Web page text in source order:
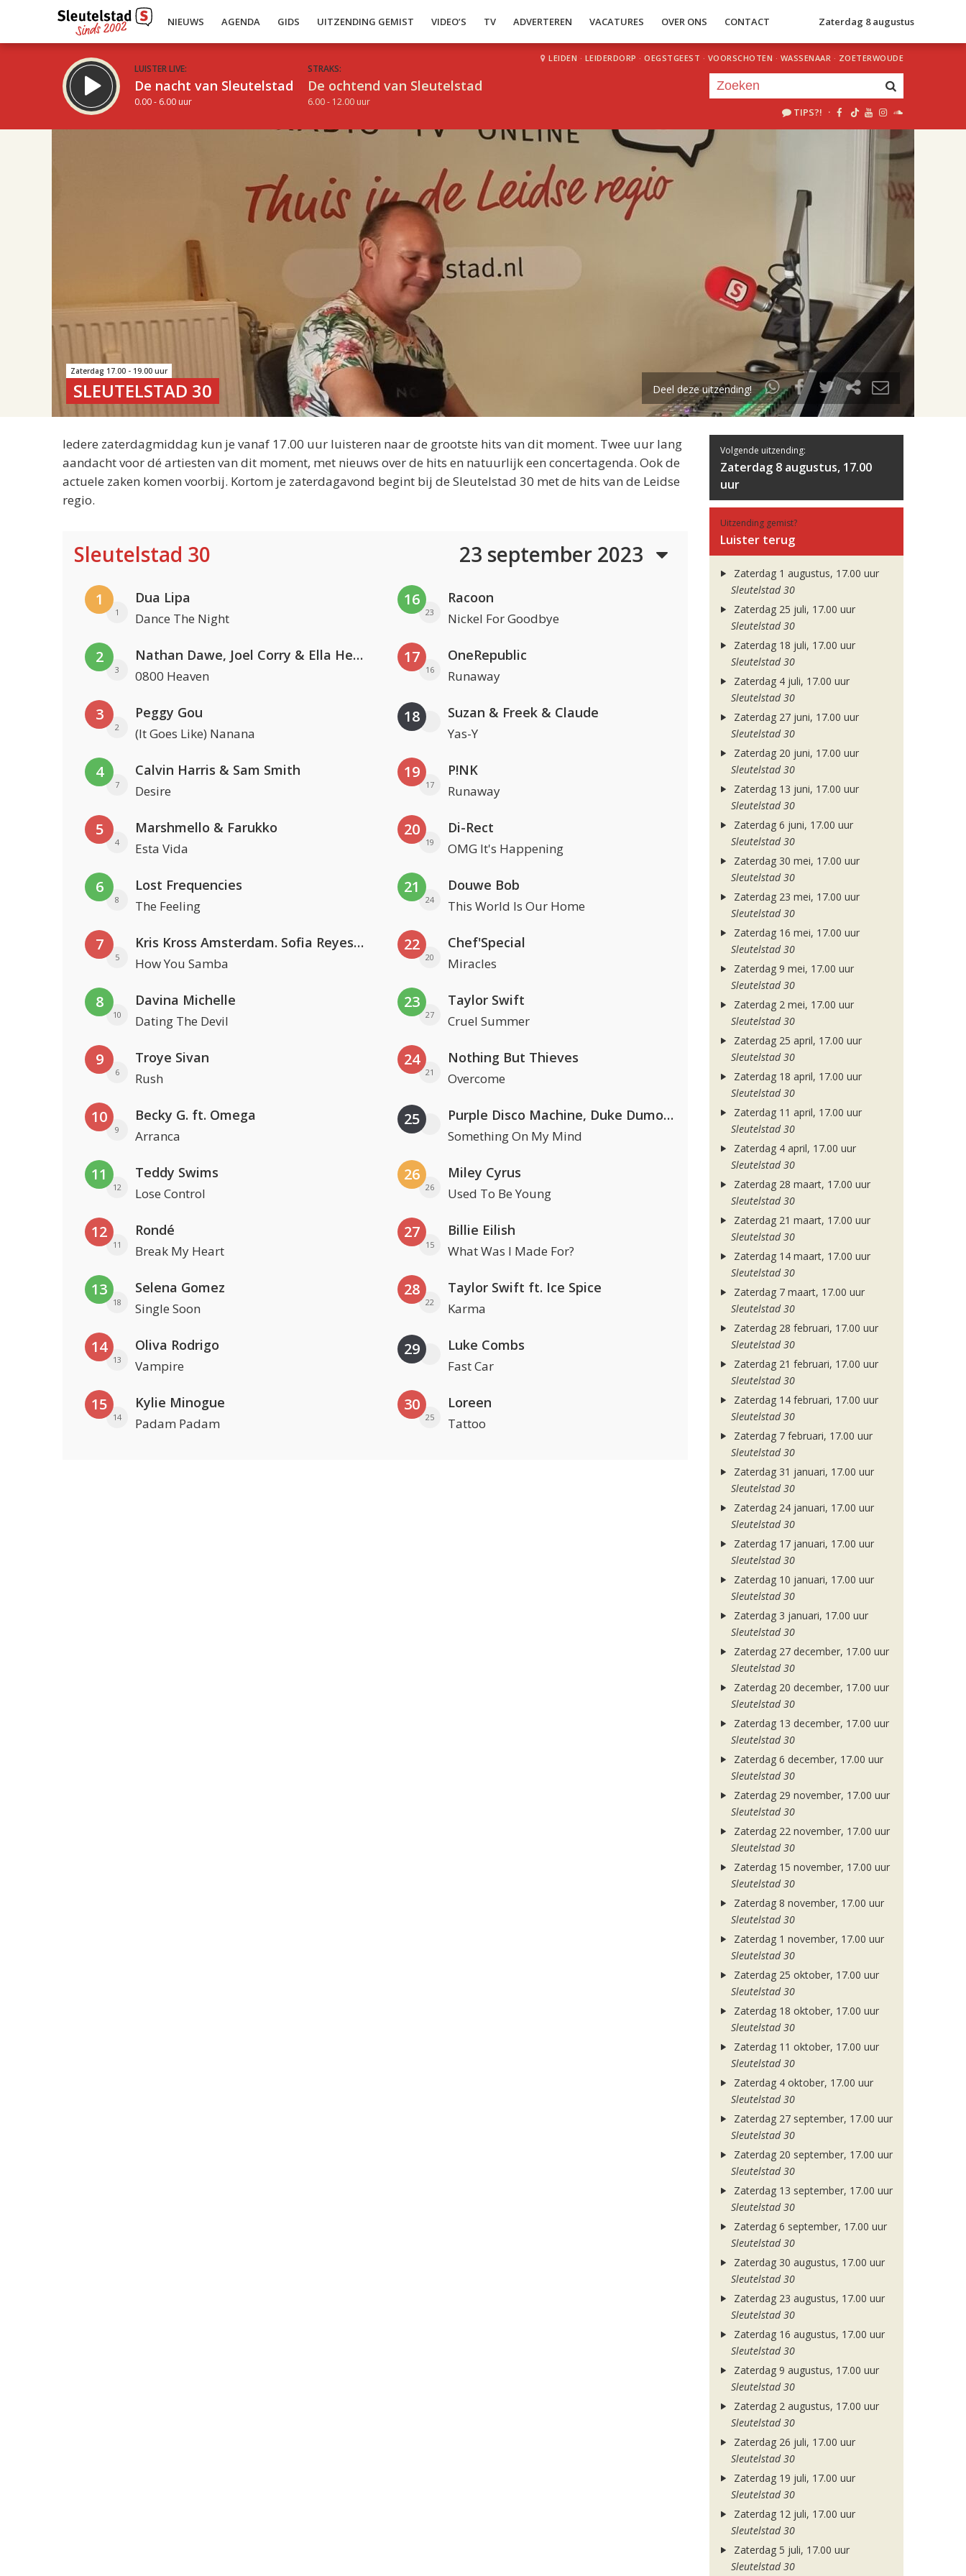
NIEUWS AGENDA GIDS UITZENDING GEMIST VIDEO’S TV ADVERTEREN VACATURES OVER ONS CONTACT Zaterdag 8 augustus
LUISTER LIVE:
De nacht van Sleutelstad
0.00 - 6.00 uur
STRAKS:
De ochtend van Sleutelstad
6.00 - 12.00 uur
LEIDEN · LEIDERDORP · OEGSTGEEST · VOORSCHOTEN · WASSENAAR · ZOETERWOUDE
TIPS?! ·
uur 1 van 2
Volgend uur
Zaterdag 17.00 - 19.00 uur
SLEUTELSTAD 30 Deel deze uitzending!
Iedere zaterdagmiddag kun je vanaf 17.00 uur luisteren naar de grootste hits van dit moment. Twee uur lang
aandacht voor dé artiesten van dit moment, met nieuws over de hits en natuurlijk een concertagenda. Ook de
actuele zaken komen voorbij. Kortom je zaterdagavond begint bij de Sleutelstad 30 met de hits van de Leidse
regio.
Sleutelstad 30 23 september 2023
1
1
Dua Lipa
Dance The Night
2
3
Nathan Dawe, Joel Corry & Ella Henderson
0800 Heaven
3
2
Peggy Gou
(It Goes Like) Nanana
4
7
Calvin Harris & Sam Smith
Desire
5
4
Marshmello & Farukko
Esta Vida
6
8
Lost Frequencies
The Feeling
7
5
Kris Kross Amsterdam. Sofia Reyes & Tinie Tempah
How You Samba
8
10
Davina Michelle
Dating The Devil
9
6
Troye Sivan
Rush
10
9
Becky G. ft. Omega
Arranca
11
12
Teddy Swims
Lose Control
12
11
Rondé
Break My Heart
13
18
Selena Gomez
Single Soon
14
13
Oliva Rodrigo
Vampire
15
14
Kylie Minogue
Padam Padam
16
23
Racoon
Nickel For Goodbye
17
16
OneRepublic
Runaway
18 Suzan & Freek & Claude
Yas-Y
19
17
P!NK
Runaway
20
19
Di-Rect
OMG It's Happening
21
24
Douwe Bob
This World Is Our Home
22
20
Chef'Special
Miracles
23
27
Taylor Swift
Cruel Summer
24
21
Nothing But Thieves
Overcome
25 Purple Disco Machine, Duke Dumont & Nothing But Thieves
Something On My Mind
26
26
Miley Cyrus
Used To Be Young
27
15
Billie Eilish
What Was I Made For?
28
22
Taylor Swift ft. Ice Spice
Karma
29 Luke Combs
Fast Car
30
25
Loreen
Tattoo
Volgende uitzending:
Zaterdag 8 augustus, 17.00
uur
Uitzending gemist?
Luister terug
Zaterdag 1 augustus, 17.00 uur
Sleutelstad 30
Zaterdag 25 juli, 17.00 uur
Sleutelstad 30
Zaterdag 18 juli, 17.00 uur
Sleutelstad 30
Zaterdag 4 juli, 17.00 uur
Sleutelstad 30
Zaterdag 27 juni, 17.00 uur
Sleutelstad 30
Zaterdag 20 juni, 17.00 uur
Sleutelstad 30
Zaterdag 13 juni, 17.00 uur
Sleutelstad 30
Zaterdag 6 juni, 17.00 uur
Sleutelstad 30
Zaterdag 30 mei, 17.00 uur
Sleutelstad 30
Zaterdag 23 mei, 17.00 uur
Sleutelstad 30
Zaterdag 16 mei, 17.00 uur
Sleutelstad 30
Zaterdag 9 mei, 17.00 uur
Sleutelstad 30
Zaterdag 2 mei, 17.00 uur
Sleutelstad 30
Zaterdag 25 april, 17.00 uur
Sleutelstad 30
Zaterdag 18 april, 17.00 uur
Sleutelstad 30
Zaterdag 11 april, 17.00 uur
Sleutelstad 30
Zaterdag 4 april, 17.00 uur
Sleutelstad 30
Zaterdag 28 maart, 17.00 uur
Sleutelstad 30
Zaterdag 21 maart, 17.00 uur
Sleutelstad 30
Zaterdag 14 maart, 17.00 uur
Sleutelstad 30
Zaterdag 7 maart, 17.00 uur
Sleutelstad 30
Zaterdag 28 februari, 17.00 uur
Sleutelstad 30
Zaterdag 21 februari, 17.00 uur
Sleutelstad 30
Zaterdag 14 februari, 17.00 uur
Sleutelstad 30
Zaterdag 7 februari, 17.00 uur
Sleutelstad 30
Zaterdag 31 januari, 17.00 uur
Sleutelstad 30
Zaterdag 24 januari, 17.00 uur
Sleutelstad 30
Zaterdag 17 januari, 17.00 uur
Sleutelstad 30
Zaterdag 10 januari, 17.00 uur
Sleutelstad 30
Zaterdag 3 januari, 17.00 uur
Sleutelstad 30
Zaterdag 27 december, 17.00 uur
Sleutelstad 30
Zaterdag 20 december, 17.00 uur
Sleutelstad 30
Zaterdag 13 december, 17.00 uur
Sleutelstad 30
Zaterdag 6 december, 17.00 uur
Sleutelstad 30
Zaterdag 29 november, 17.00 uur
Sleutelstad 30
Zaterdag 22 november, 17.00 uur
Sleutelstad 30
Zaterdag 15 november, 17.00 uur
Sleutelstad 30
Zaterdag 8 november, 17.00 uur
Sleutelstad 30
Zaterdag 1 november, 17.00 uur
Sleutelstad 30
Zaterdag 25 oktober, 17.00 uur
Sleutelstad 30
Zaterdag 18 oktober, 17.00 uur
Sleutelstad 30
Zaterdag 11 oktober, 17.00 uur
Sleutelstad 30
Zaterdag 4 oktober, 17.00 uur
Sleutelstad 30
Zaterdag 27 september, 17.00 uur
Sleutelstad 30
Zaterdag 20 september, 17.00 uur
Sleutelstad 30
Zaterdag 13 september, 17.00 uur
Sleutelstad 30
Zaterdag 6 september, 17.00 uur
Sleutelstad 30
Zaterdag 30 augustus, 17.00 uur
Sleutelstad 30
Zaterdag 23 augustus, 17.00 uur
Sleutelstad 30
Zaterdag 16 augustus, 17.00 uur
Sleutelstad 30
Zaterdag 9 augustus, 17.00 uur
Sleutelstad 30
Zaterdag 2 augustus, 17.00 uur
Sleutelstad 30
Zaterdag 26 juli, 17.00 uur
Sleutelstad 30
Zaterdag 19 juli, 17.00 uur
Sleutelstad 30
Zaterdag 12 juli, 17.00 uur
Sleutelstad 30
Zaterdag 5 juli, 17.00 uur
Sleutelstad 30